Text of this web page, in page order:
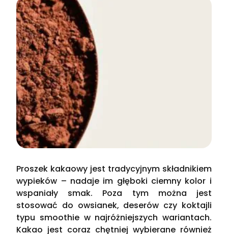
Proszek kakaowy jest tradycyjnym składnikiem
wypieków – nadaje im głęboki ciemny kolor i
wspaniały smak. Poza tym można jest
stosować do owsianek, deserów czy koktajli
typu smoothie w najróżniejszych wariantach.
Kakao jest coraz chętniej wybierane również